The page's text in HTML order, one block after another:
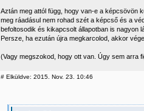
Aztán meg attól függ, hogy van-e a képcsövön
meg ráadásul nem rohad szét a képcső és a
befoltosodik és kikapcsolt állapotban is nagyon
Persze, ha ezután újra megkarcolod, akkor
(Vagy megszokod, hogy ott van. Úgy sem arra
# Elküldve: 2015. Nov. 23. 10:46